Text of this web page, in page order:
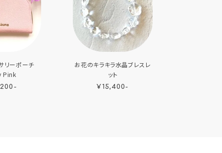
リーポーチ
Pink
お花のキラキラ水晶ブレスレ
ット
¥15,400-